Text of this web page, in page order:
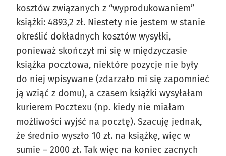
kosztów związanych z “wyprodukowaniem”
książki: 4893,2 zł. Niestety nie jestem w stanie
określić dokładnych kosztów wysyłki,
ponieważ skończył mi się w międzyczasie
książka pocztowa, niektóre pozycje nie były
do niej wpisywane (zdarzało mi się zapomnieć
ją wziąć z domu), a czasem książki wysyłałam
kurierem Pocztexu (np. kiedy nie miałam
możliwości wyjść na pocztę). Szacuję jednak,
że średnio wyszło 10 zł. na książkę, więc w
sumie – 2000 zł. Tak więc na koniec zacnych